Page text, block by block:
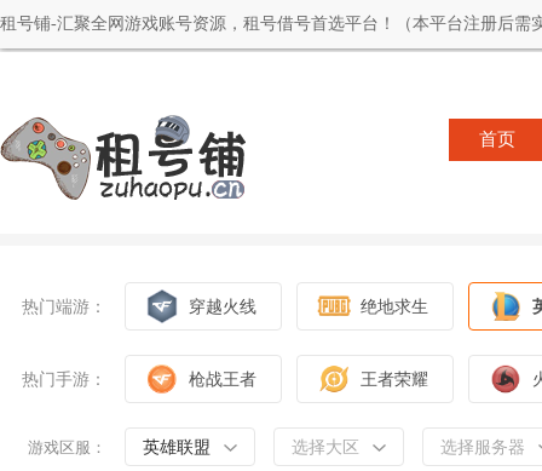
租号铺-汇聚全网游戏账号资源，租号借号首选平台！（本平台注册后需
首页
热门端游： 穿越火线 绝地求生
热门手游： 枪战王者 王者荣耀
游戏区服： 英雄联盟 选择大区 选择服务器